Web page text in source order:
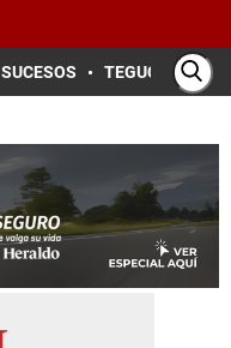
SUCESOS TEGUCIGALPA